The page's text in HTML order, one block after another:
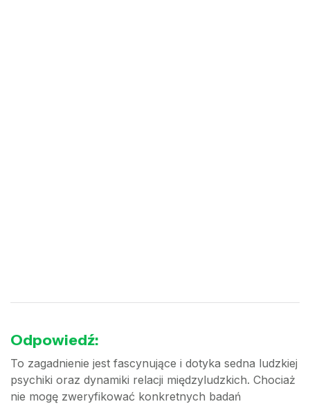
Odpowiedź:
To zagadnienie jest fascynujące i dotyka sedna ludzkiej
psychiki oraz dynamiki relacji międzyludzkich. Chociaż
nie mogę zweryfikować konkretnych badań